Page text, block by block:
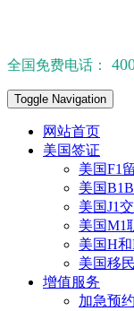
全国免费电话：
Toggle Navigation
网站首页
美国签证
美国F1
美国
美国J1
美国M1
美国H
美国移
增值服务
加急预